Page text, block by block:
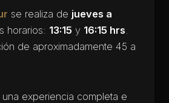
se realiza de jueves a
horarios: 13:15 y 16:15 hrs.
de aproximadamente 45 a
experiencia completa e